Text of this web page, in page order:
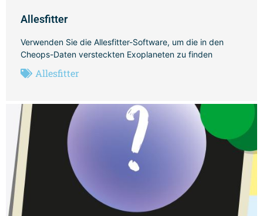
Allesfitter
Verwenden Sie die Allesfitter-Software, um die in den
Cheops-Daten versteckten Exoplaneten zu finden
Allesfitter